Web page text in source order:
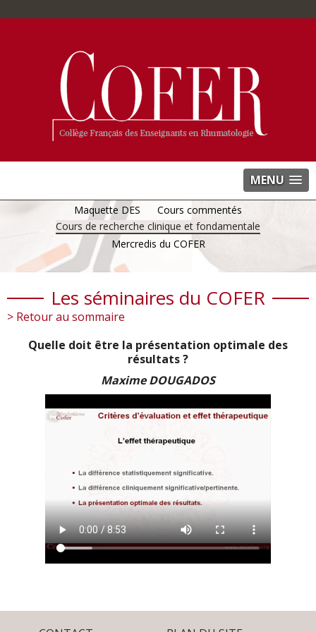
MENU
Maquette DES
Cours commentés
Cours de recherche clinique et fondamentale
Mercredis du COFER
Les séminaires du COFER
> Retour au sommaire
Quelle doit être la présentation optimale des
résultats ?
Maxime DOUGADOS